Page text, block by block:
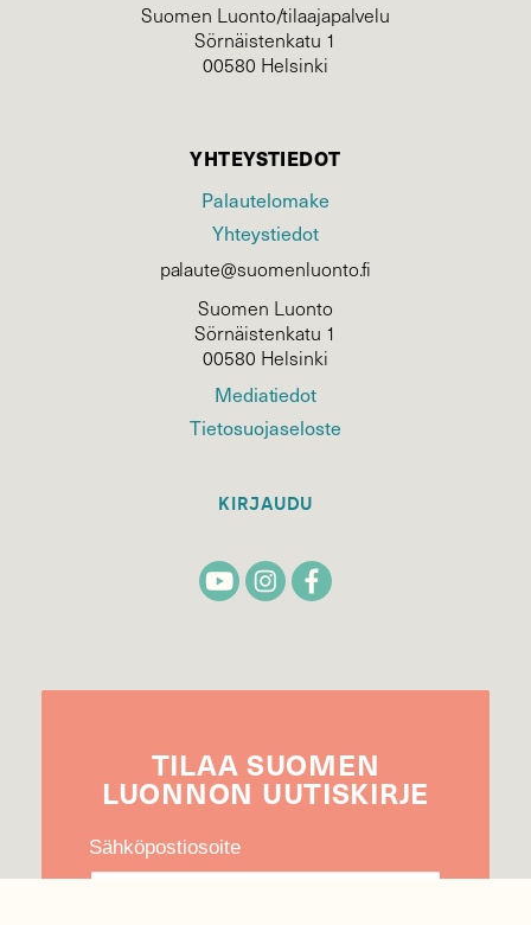
Suomen Luonto/tilaajapalvelu
Sörnäistenkatu 1
00580 Helsinki
YHTEYSTIEDOT
Palautelomake
Yhteystiedot
palaute@suomenluonto.fi
Suomen Luonto
Sörnäistenkatu 1
00580 Helsinki
Mediatiedot
Tietosuojaseloste
KIRJAUDU
TILAA SUOMEN
LUONNON UUTIS­KIRJE
Sähköpostiosoite